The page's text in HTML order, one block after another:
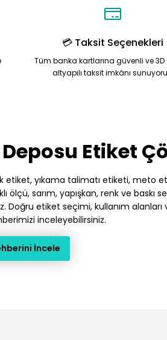
💳 Taksit Seçenekleri
Tüm banka kartlarına güvenli ve 3D
altyapılı taksit imkânı
Etiket
yıkama talimatı etiketi, meto
sarım, yapışkan, renk ve baskı
etiket seçimi, kullanım
inceleyebilirsiniz.
İncele